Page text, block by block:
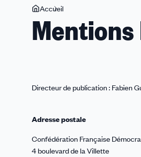
Vous
êtes
ici
Accueil
légales
Mentions
Directeur de publication : Fabien
Adresse postale
Confédération Française
4 boulevard de la Villette